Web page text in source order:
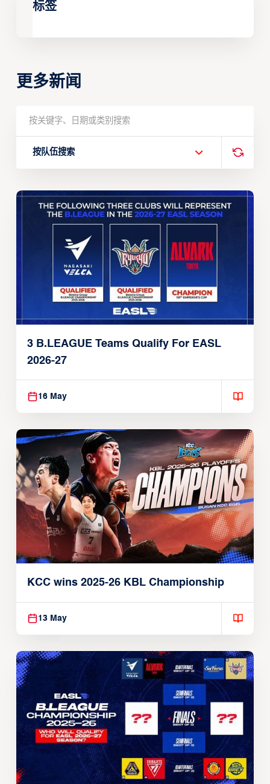
标签
更多新闻
按队伍搜索
3 B.LEAGUE Teams Qualify For EASL
2026-27
16 May
KCC wins 2025-26 KBL Championship
13 May